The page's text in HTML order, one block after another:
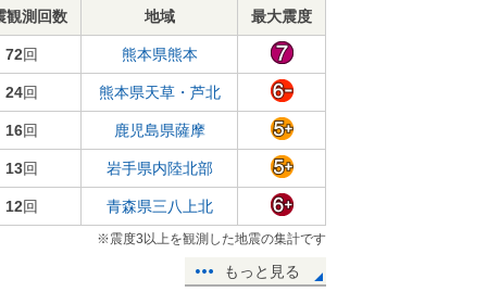
観測回数
地域
最大震度
72回 熊本県熊本
24回 熊本県天草・芦北
16回 鹿児島県薩摩
13回 岩手県内陸北部
12回 青森県三八上北
※震度3以上を観測した地震の集計です
もっと見る